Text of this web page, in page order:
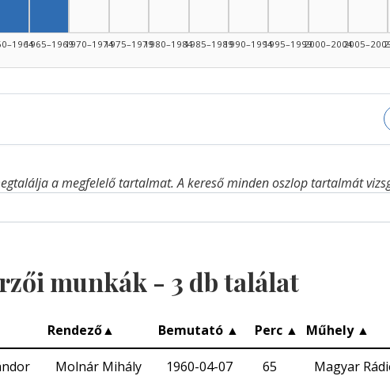
1965–19691970–19741975–19791980–19841985–19891990–19941995–19992000–2004
a megfelelő tartalmat. A kereső minden oszlop tartalmát
munkák - 3 db találat
Rendező▲ Bemutató ▲ Perc ▲ Műhely ▲
Molnár Mihály 1960-04-07 65 Magyar